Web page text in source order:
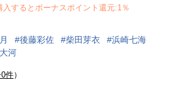
入するとボーナスポイント還元:1％
後藤彩佐 柴田芽衣
浜崎七海
河
件）